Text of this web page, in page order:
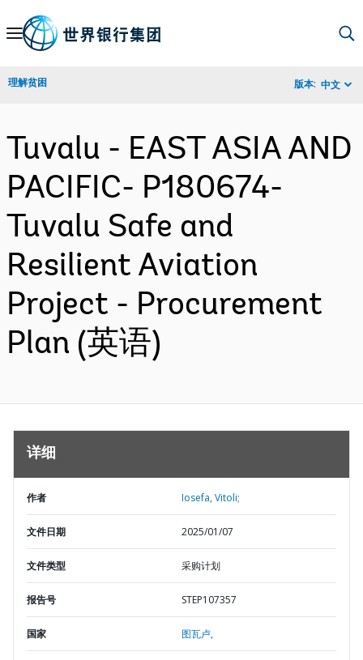
Skip
Navigation
理解贫困 版本: 中文
Tuvalu - EAST ASIA AND
PACIFIC- P180674-
Tuvalu Safe and
Resilient Aviation
Project - Procurement
Plan (英语)
详细
作者 Iosefa, Vitoli;
文件日期 2025/01/07
文件类型 采购计划
报告号 STEP107357
国家 图瓦卢,